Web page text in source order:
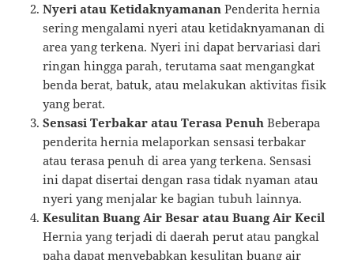
Nyeri atau Ketidaknyamanan Penderita hernia
sering mengalami nyeri atau ketidaknyamanan di
area yang terkena. Nyeri ini dapat bervariasi dari
ringan hingga parah, terutama saat mengangkat
benda berat, batuk, atau melakukan aktivitas fisik
yang berat.
Sensasi Terbakar atau Terasa Penuh Beberapa
penderita hernia melaporkan sensasi terbakar
atau terasa penuh di area yang terkena. Sensasi
ini dapat disertai dengan rasa tidak nyaman atau
nyeri yang menjalar ke bagian tubuh lainnya.
Kesulitan Buang Air Besar atau Buang Air Kecil
Hernia yang terjadi di daerah perut atau pangkal
paha dapat menyebabkan kesulitan buang air